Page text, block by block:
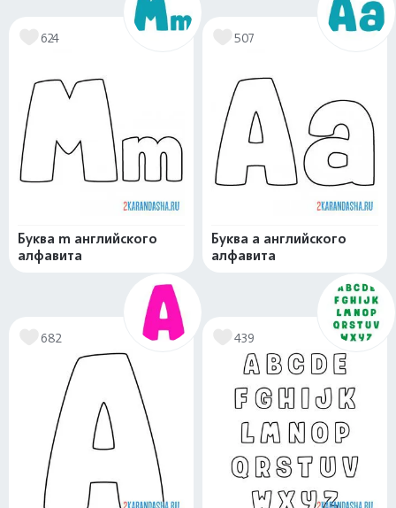
624
Буква m английского
алфавита
507
Буква a английского
алфавита
682 439